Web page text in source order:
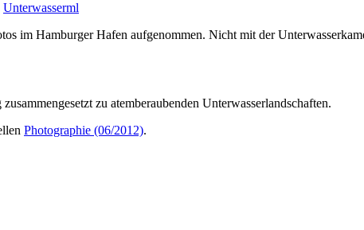
Unterwasserml
im Hamburger Hafen aufgenommen. Nicht mit der
zu atemberaubenden Unterwasserlandschaften.
Photographie (06/2012).